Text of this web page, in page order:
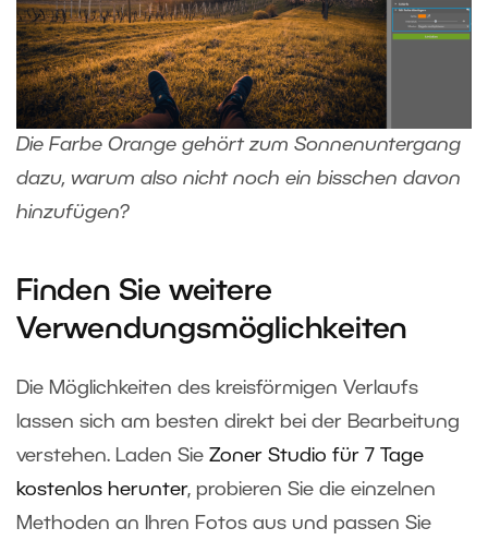
Die Farbe Orange gehört zum Sonnenuntergang
dazu, warum also nicht noch ein bisschen davon
hinzufügen?
Finden Sie weitere
Verwendungsmöglichkeiten
Die Möglichkeiten des kreisförmigen Verlaufs
lassen sich am besten direkt bei der Bearbeitung
verstehen. Laden Sie Zoner Studio für 7 Tage
kostenlos herunter, probieren Sie die einzelnen
Methoden an Ihren Fotos aus und passen Sie